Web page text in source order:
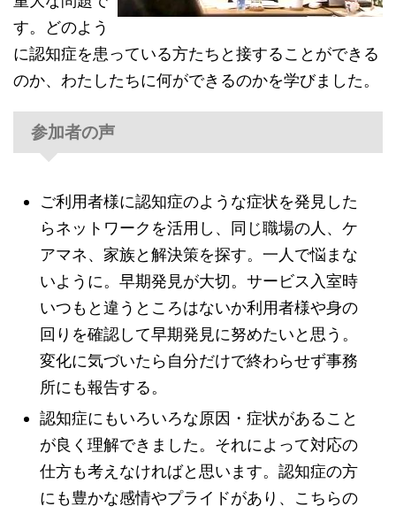
す。どのよう
に認知症を患っている方たちと接することができる
のか、わたしたちに何ができるのかを学びました。
参加者の声
ご利用者様に認知症のような症状を発見した
らネットワークを活用し、同じ職場の人、ケ
アマネ、家族と解決策を探す。一人で悩まな
いように。早期発見が大切。サービス入室時
いつもと違うところはないか利用者様や身の
回りを確認して早期発見に努めたいと思う。
変化に気づいたら自分だけで終わらせず事務
所にも報告する。
認知症にもいろいろな原因・症状があること
が良く理解できました。それによって対応の
仕方も考えなければと思います。認知症の方
にも豊かな感情やプライドがあり、こちらの